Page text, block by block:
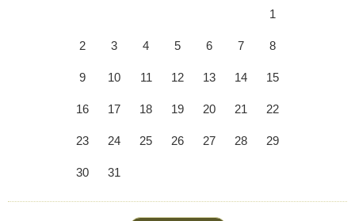
1
2 3 4 5 6 7 8
9 10 11 12 13 14 15
16 17 18 19 20 21 22
23 24 25 26 27 28 29
30 31